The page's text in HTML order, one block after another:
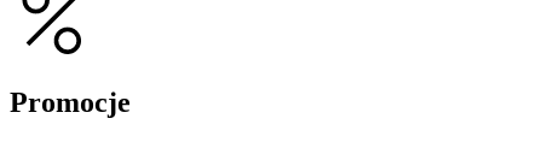
Promocje